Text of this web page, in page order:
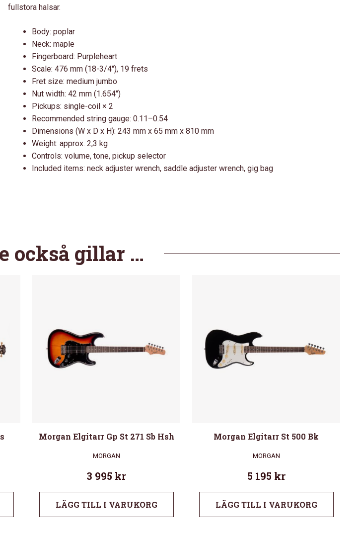
fullstora halsar.
Body: poplar
Neck: maple
Fingerboard: Purpleheart
Scale: 476 mm (18-3/4″), 19 frets
Fret size: medium jumbo
Nut width: 42 mm (1.654″)
Pickups: single-coil × 2
Recommended string gauge: 0.11–0.54
Dimensions (W x D x H): 243 mm x 65 mm x 810 mm
Weight: approx. 2,3 kg
Controls: volume, tone, pickup selector
Included items: neck adjuster wrench, saddle adjuster wrench, gig bag
också gillar …
Morgan Elgitarr Gp St 271 Sb Hsh
MORGAN
3 995 kr
LÄGG TILL I VARUKORG
Morgan Elgitarr St 500 Bk
MORGAN
5 195 kr
LÄGG TILL I VARUKORG